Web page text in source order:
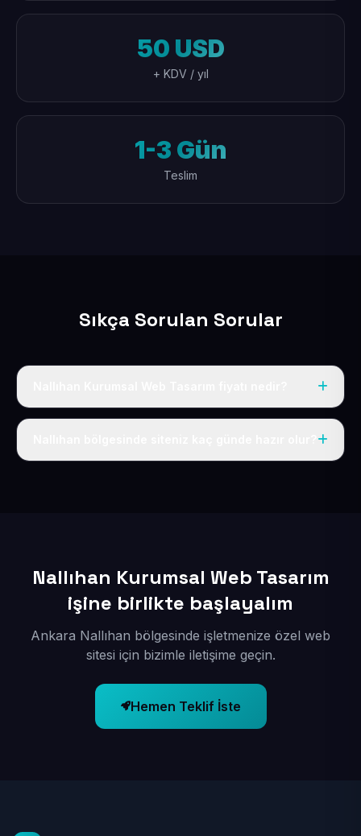
50 USD
+ KDV / yıl
1-3 Gün
Teslim
Sıkça Sorulan Sorular
Tek fiyat uygulanır: yıllık 50 USD + KDV. Bu bedele alan
Nallıhan Kurumsal Web Tasarım
işine birlikte başlayalım
Ankara Nallıhan bölgesinde işletmenize özel web
sitesi için bizimle iletişime geçin.
Hemen Teklif İste